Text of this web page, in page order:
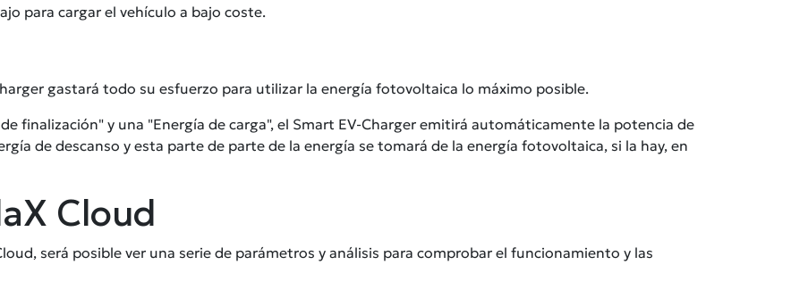
para cargar el vehículo a bajo coste.
gastará todo su esfuerzo para utilizar la energía fotovoltaica lo máximo posible.
finalización" y una "Energía de carga", el Smart EV-Charger emitirá automáticamente la potencia de
de descanso y esta parte de parte de la energía se tomará de la energía fotovoltaica, si la hay, en
Cloud
será posible ver una serie de parámetros y análisis para comprobar el funcionamiento y las